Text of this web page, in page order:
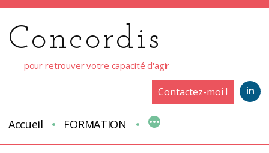
contenu
Concordis
pour retrouver votre capacité d'agir
in
Contactez-moi !
Accueil FORMATION